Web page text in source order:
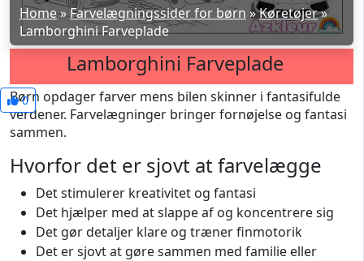
Home »Farvelægningssider for børn »Køretøjer»
Lamborghini Farveplade
Lamborghini Farveplade
0
Børn opdager farver mens bilen skinner i fantasifulde
verdener. Farvelægninger bringer fornøjelse og fantasi
sammen.
Hvorfor det er sjovt at farvelægge
Det stimulerer kreativitet og fantasi
Det hjælper med at slappe af og koncentrere sig
Det gør detaljer klare og træner finmotorik
Det er sjovt at gøre sammen med familie eller